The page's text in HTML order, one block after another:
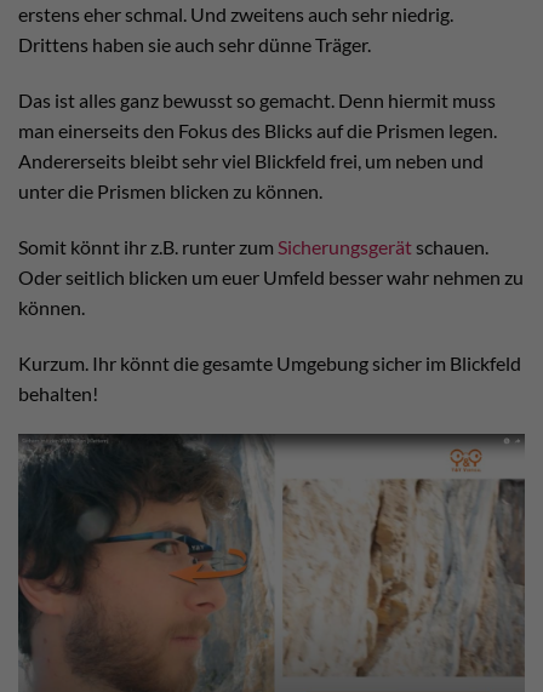
erstens eher schmal. Und zweitens auch sehr niedrig.
Drittens haben sie auch sehr dünne Träger.
Das ist alles ganz bewusst so gemacht. Denn hiermit muss
man einerseits den Fokus des Blicks auf die Prismen legen.
Andererseits bleibt sehr viel Blickfeld frei, um neben und
unter die Prismen blicken zu können.
Somit könnt ihr z.B. runter zum Sicherungsgerät schauen.
Oder seitlich blicken um euer Umfeld besser wahr nehmen zu
können.
Kurzum. Ihr könnt die gesamte Umgebung sicher im Blickfeld
behalten!